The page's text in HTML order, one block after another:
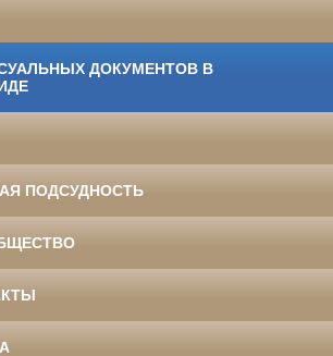
ДОКУМЕНТОВ В
ПОДСУДНОСТЬ